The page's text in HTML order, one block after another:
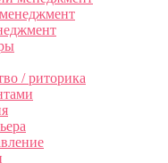
/ риторика